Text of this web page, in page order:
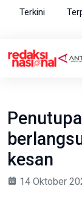
Terkini
kesan
14 Oktober